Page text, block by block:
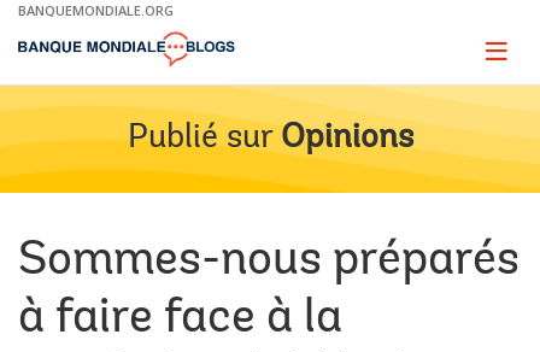
Skip
Main
BANQUEMONDIALE.ORG
Page
Publié sur Opinions
Sommes-nous préparés
à faire face à la